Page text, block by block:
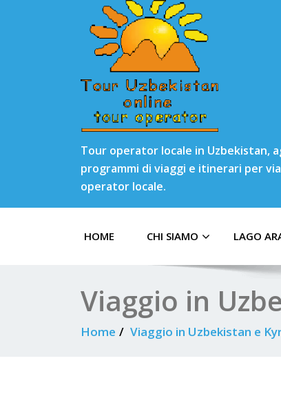
Tour operator locale in Uzbekistan,
programmi di viaggi e itinerari per
operator locale.
HOME CHI SIAMO LAGO
Viaggio in
Home Viaggio in Uzbekistan e